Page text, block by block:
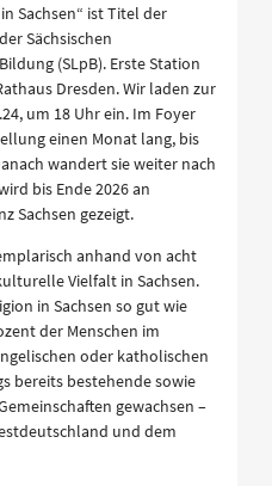
Sachsen“ ist Titel der
Sächsischen
(SLpB). Erste Station
Dresden. Wir laden zur
um 18 Uhr ein. Im Foyer
einen Monat lang, bis
wandert sie weiter nach
bis Ende 2026 an
Sachsen gezeigt.
anhand von acht
Vielfalt in Sachsen.
in Sachsen so gut wie
der Menschen im
oder katholischen
bereits bestehende sowie
gewachsen –
und dem